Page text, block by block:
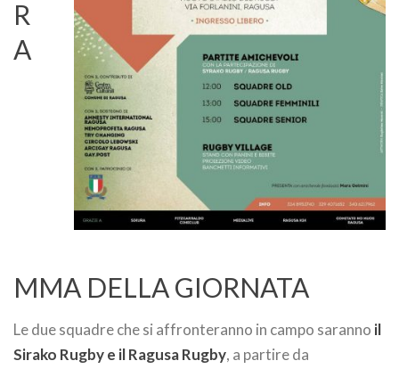
R
A
MMA DELLA GIORNATA
Le due squadre che si affronteranno in campo saranno il
Sirako Rugby e il Ragusa Rugby, a partire da